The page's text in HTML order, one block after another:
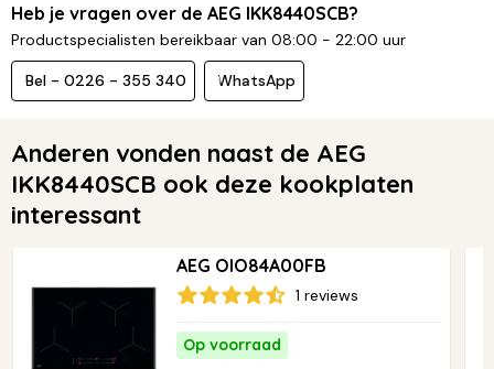
Heb je vragen over de AEG IKK8440SCB?
Productspecialisten bereikbaar van 08:00 - 22:00 uur
Bel - 0226 - 355 340 WhatsApp
Anderen vonden naast de AEG
IKK8440SCB ook deze kookplaten
interessant
AEG OIO84A00FB
1 reviews
Op voorraad